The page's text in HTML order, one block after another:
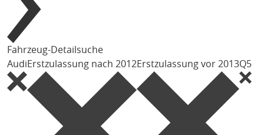
Fahrzeug-Detailsuche
AudiErstzulassung nach 2012Erstzulassung vor 2013Q5